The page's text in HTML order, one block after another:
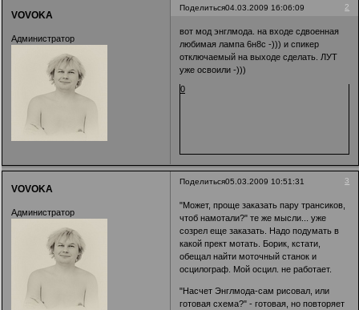
Поделиться 2
04.03.2009 16:06:09
VOVOKA
Администратор
вот мод энглмода. на входе сдвоенная
любимая лампа 6н8с -))) и спикер
отключаемый на выходе сделать. ЛУТ
уже освоили -)))
0
Поделиться 3
05.03.2009 10:51:31
VOVOKA
Администратор
"Может, проще заказать пару трансиков,
чтоб намотали?" те же мысли... уже
созрел еще заказать. Надо подумать в
какой прект мотать. Борик, кстати,
обещал найти моточный станок и
осцилограф. Мой осцил. не работает.
"Насчет Энглмода-сам рисовал, или
готовая схема?" - готовая, но повторяет